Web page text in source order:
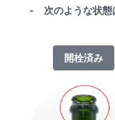
- 次のような状態
開栓済み